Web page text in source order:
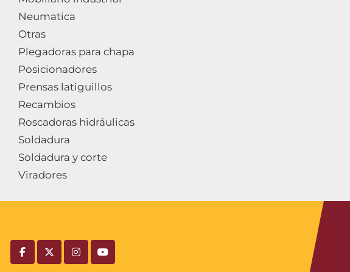
Neumatica
Otras
Plegadoras para chapa
Posicionadores
Prensas latiguillos
Recambios
Roscadoras hidráulicas
Soldadura
Soldadura y corte
Viradores
facebooktwitterinstagramyoutube